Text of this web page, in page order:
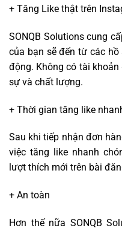
+ Tăng Like thật trên
SONQB Solutions cung
của bạn sẽ đến từ các
động. Không có tài
sự và chất lượng.
+ Thời gian tăng like
Sau khi tiếp nhận đơn
việc tăng like nhanh
lượt thích mới trên bài
+ An toàn
Hơn thế nữa SONQB